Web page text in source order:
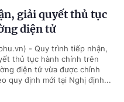
giải quyết thủ tục
điện tử
- Quy trình tiếp nhận,
thủ tục hành chính trên
điện tử vừa được chỉnh
quy định mới tại Nghị định...